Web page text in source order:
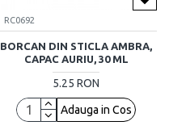
RC0692
BORCAN DIN STICLA AMBRA,
CAPAC AURIU, 30 ML
5.25 RON
Adauga in Cos